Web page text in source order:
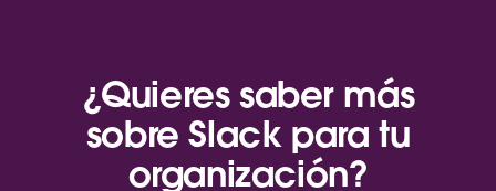
a
p
e
¿Quieres saber más
sobre Slack para tu
organización?